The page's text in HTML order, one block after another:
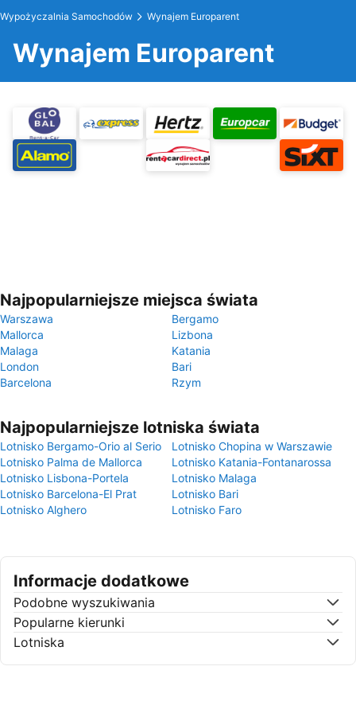
Wypożyczalnia Samochodów Wynajem Europarent
Wynajem Europarent
Najpopularniejsze miejsca świata
Warszawa
Bergamo
Mallorca
Lizbona
Malaga
Katania
London
Bari
Barcelona
Rzym
Najpopularniejsze lotniska świata
Lotnisko Bergamo-Orio al Serio
Lotnisko Chopina w Warszawie
Lotnisko Palma de Mallorca
Lotnisko Katania-Fontanarossa
Lotnisko Lisbona-Portela
Lotnisko Malaga
Lotnisko Barcelona-El Prat
Lotnisko Bari
Lotnisko Alghero
Lotnisko Faro
Informacje dodatkowe
Podobne wyszukiwania
Popularne kierunki
Lotniska